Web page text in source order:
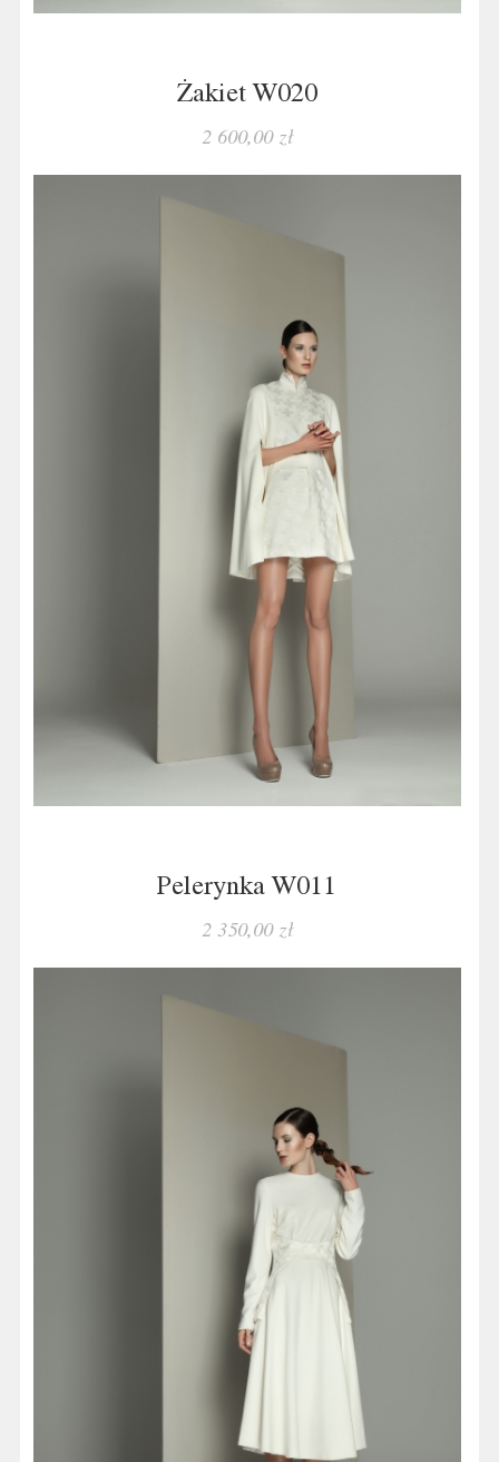
Żakiet W020
2 600,00 zł
Pelerynka W011
2 350,00 zł